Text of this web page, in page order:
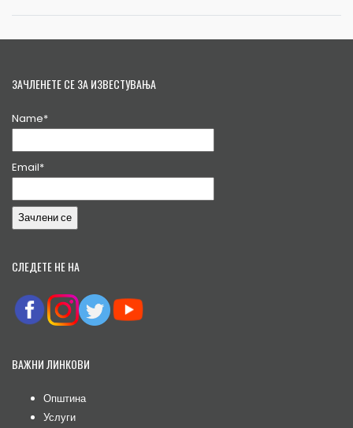
ЗАЧЛЕНЕТЕ СЕ ЗА ИЗВЕСТУВАЊА
Name*
Email*
СЛЕДЕТЕ НЕ НА
ВАЖНИ ЛИНКОВИ
Општина
Услуги